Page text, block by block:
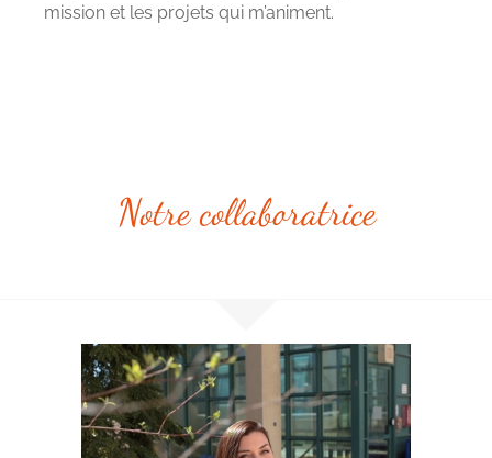
mission et les projets qui m’animent.
Notre collaboratrice